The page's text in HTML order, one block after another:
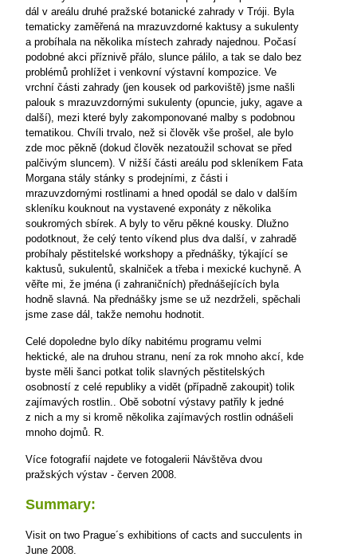
dál v areálu druhé pražské botanické zahrady v Tróji. Byla
tematicky zaměřená na mrazuvzdorné kaktusy a sukulenty
a probíhala na několika místech zahrady najednou. Počasí
podobné akci příznivě přálo, slunce pálilo, a tak se dalo bez
problémů prohlížet i venkovní výstavní kompozice. Ve
vrchní části zahrady (jen kousek od parkoviště) jsme našli
palouk s mrazuvzdornými sukulenty (opuncie, juky, agave a
další), mezi které byly zakomponované malby s podobnou
tematikou. Chvíli trvalo, než si člověk vše prošel, ale bylo
zde moc pěkně (dokud člověk nezatoužil schovat se před
palčivým sluncem). V nižší části areálu pod skleníkem Fata
Morgana stály stánky s prodejními, z části i
mrazuvzdornými rostlinami a hned opodál se dalo v dalším
skleníku kouknout na vystavené exponáty z několika
soukromých sbírek. A byly to věru pěkné kousky. Dlužno
podotknout, že celý tento víkend plus dva další, v zahradě
probíhaly pěstitelské workshopy a přednášky, týkající se
kaktusů, sukulentů, skalniček a třeba i mexické kuchyně. A
věřte mi, že jména (i zahraničních) přednášejících byla
hodně slavná. Na přednášky jsme se už nezdrželi, spěchali
jsme zase dál, takže nemohu hodnotit.
Celé dopoledne bylo díky nabitému programu velmi
hektické, ale na druhou stranu, není za rok mnoho akcí, kde
byste měli šanci potkat tolik slavných pěstitelských
osobností z celé republiky a vidět (případně zakoupit) tolik
zajímavých rostlin.. Obě sobotní výstavy patřily k jedné
z nich a my si kromě několika zajímavých rostlin odnášeli
mnoho dojmů. R.
Více fotografií najdete ve fotogalerii Návštěva dvou
pražských výstav - červen 2008.
Summary:
Visit on two Prague´s exhibitions of cacts and succulents in
June 2008.